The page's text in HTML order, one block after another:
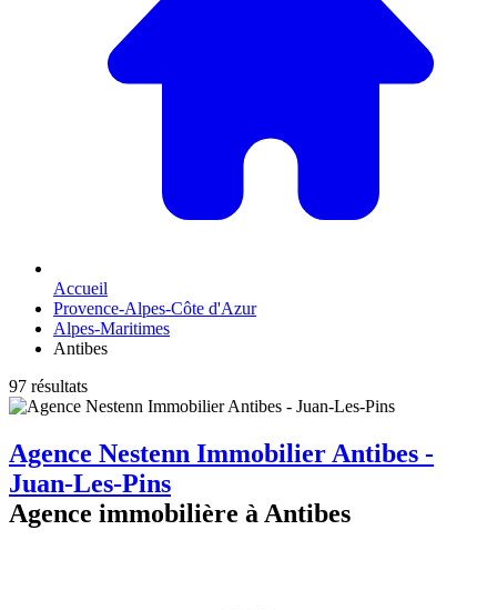
Accueil
Provence-Alpes-Côte d'Azur
Alpes-Maritimes
Antibes
97 résultats
Agence Nestenn Immobilier Antibes -
Juan-Les-Pins
Agence immobilière à Antibes